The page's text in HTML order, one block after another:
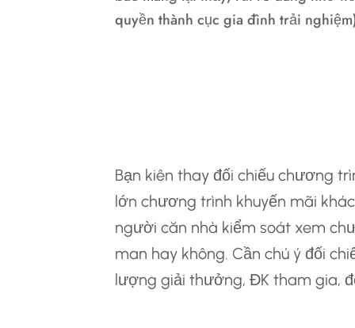
quyền thành cục gia đình trải
Bạn kiên thay đối chiếu chương
lớn chương trình khuyến mãi
người căn nhà kiểm soát xem
man hay không. Cần chú ý đối
lượng giải thưởng, ĐK tham gia,